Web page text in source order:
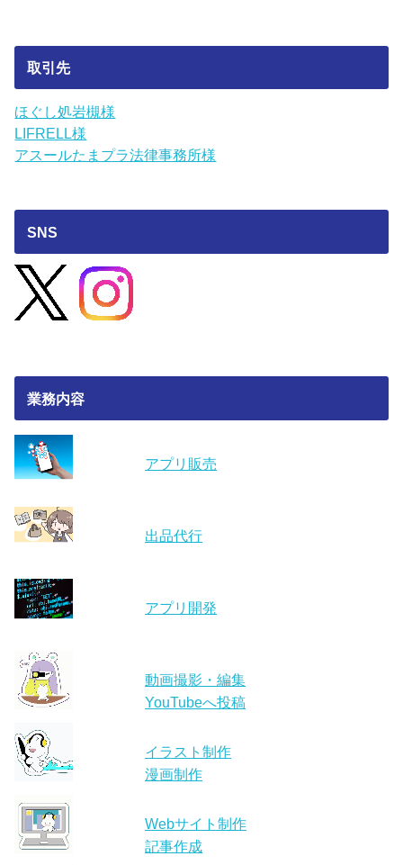
取引先
ほぐし処岩槻様
LIFRELL様
アスールたまプラ法律事務所様
SNS
業務内容
アプリ販売
出品代行
アプリ開発
動画撮影・編集
YouTubeへ投稿
イラスト制作
漫画制作
Webサイト制作
記事作成